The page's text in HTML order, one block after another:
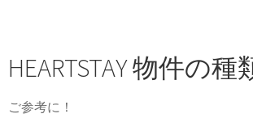
HEARTSTAY 物件の種
ご参考に！